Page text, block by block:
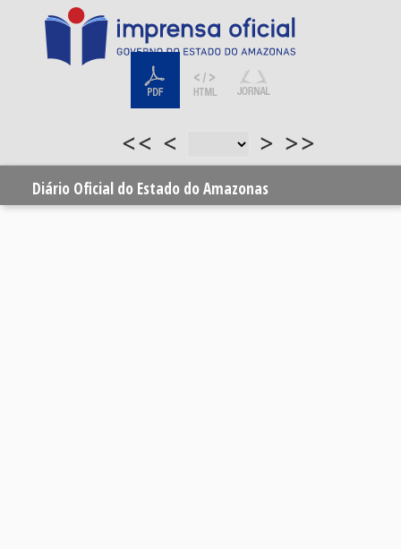
<< < > >>
Diário Oficial do Estado do Amazonas